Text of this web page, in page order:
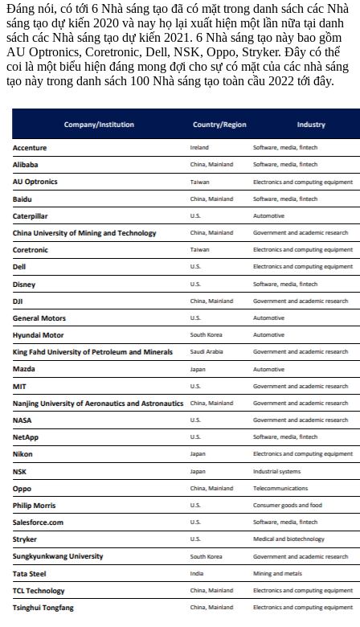
Đáng nói, có tới 6 Nhà sáng tạo đã có mặt trong danh sách các Nhà
sáng tạo dự kiến 2020 và nay họ lại xuất hiện một lần nữa tại danh
sách các Nhà sáng tạo dự kiến 2021. 6 Nhà sáng tạo này bao gồm
AU Optronics, Coretronic, Dell, NSK, Oppo, Stryker. Đây có thể
coi là một biểu hiện đáng mong đợi cho sự có mặt của các nhà sáng
tạo này trong danh sách 100 Nhà sáng tạo toàn cầu 2022 tới đây.